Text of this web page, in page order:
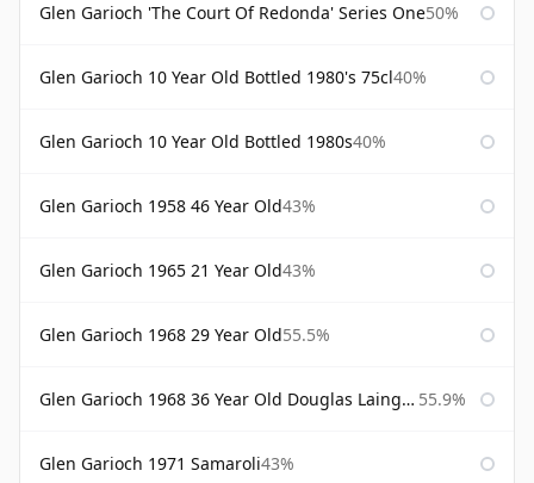
Glen Garioch 'The Court Of Redonda' Series One50%
Glen Garioch 10 Year Old Bottled 1980's 75cl40%
Glen Garioch 10 Year Old Bottled 1980s40%
Glen Garioch 1958 46 Year Old43%
Glen Garioch 1965 21 Year Old43%
Glen Garioch 1968 29 Year Old55.5%
Glen Garioch 1968 36 Year Old Douglas Laing Platinum Selection 55.9%
Glen Garioch 1971 Samaroli43%